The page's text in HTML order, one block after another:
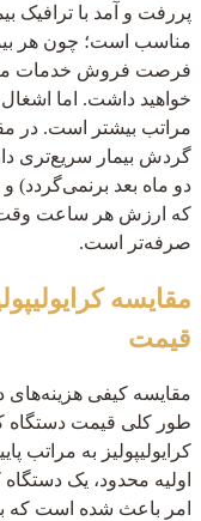
پررفت و آمد با ترافیک
مناسب است؛ چون هر
فرصت فروش خدمات
خواهید داشت. اما
مراتب بیشتر است. در
گردش بیمار سریع‌تری
دو ماه بعد
که ارزش هر ساعت وقت
صرفه‌تر است.
مقایسه
قیمت
مقایسه کیفی هزینه‌های
طور کلی قیمت دستگاه
کرایولیپولیز به مراتب
اولیه محدود، یک
امر باعث شده است که